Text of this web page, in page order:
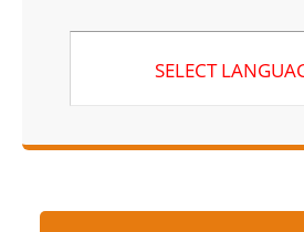
SELECT